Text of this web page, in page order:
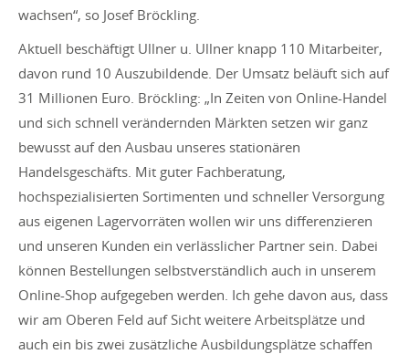
wachsen“, so Josef Bröckling.
Aktuell beschäftigt Ullner u. Ullner knapp 110 Mitarbeiter,
davon rund 10 Auszubildende. Der Umsatz beläuft sich auf
31 Millionen Euro. Bröckling: „In Zeiten von Online-Handel
und sich schnell verändernden Märkten setzen wir ganz
bewusst auf den Ausbau unseres stationären
Handelsgeschäfts. Mit guter Fachberatung,
hochspezialisierten Sortimenten und schneller Versorgung
aus eigenen Lagervorräten wollen wir uns differenzieren
und unseren Kunden ein verlässlicher Partner sein. Dabei
können Bestellungen selbstverständlich auch in unserem
Online-Shop aufgegeben werden. Ich gehe davon aus, dass
wir am Oberen Feld auf Sicht weitere Arbeitsplätze und
auch ein bis zwei zusätzliche Ausbildungsplätze schaffen